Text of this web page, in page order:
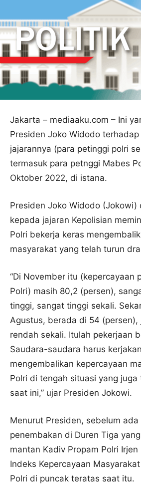
Jakarta – mediaaku.com – Ini
Presiden Joko Widodo
jajarannya (para petinggi polri
termasuk para petnggi Mabes
Oktober 2022, di istana.
Presiden Joko Widodo (Jokowi)
kepada jajaran Kepolisian
Polri bekerja keras
masyarakat yang telah turun
“Di November itu (kepercayaan
Polri) masih 80,2 (persen),
tinggi, sangat tinggi sekali.
Agustus, berada di 54
rendah sekali. Itulah pekerjaan
Saudara-saudara harus
mengembalikan kepercayaan
Polri di tengah situasi yang
saat ini,” ujar Presiden Jokowi.
Menurut Presiden, sebelum
penembakan di Duren Tiga
mantan Kadiv Propam Polri Irjen
Indeks Kepercayaan
Polri di puncak teratas saat itu.